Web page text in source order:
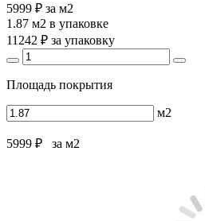
5999 ₽ за м2
1.87 м2 в упаковке
11242 ₽ за упаковку
Площадь покрытия
м2
5999 ₽ за м2